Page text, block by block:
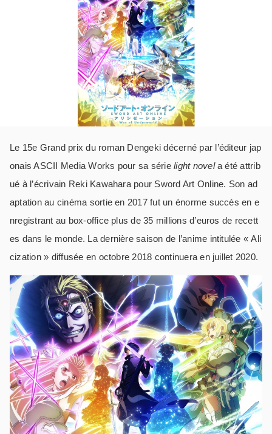
Le 15e Grand prix du roman Dengeki décerné par l’éditeur jap
onais ASCII Media Works pour sa sérielight novela été attrib
ué à l’écrivain Reki Kawahara pour Sword Art Online. Son ad
aptation au cinéma sortie en 2017 fut un énorme succès en e
nregistrant au box-office plus de 35 millions d’euros de recett
es dans le monde. La dernière saison de l’anime intitulée « Ali
cization » diffusée en octobre 2018 continuera en juillet 2020.